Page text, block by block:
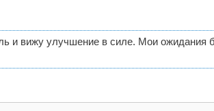
и вижу улучшение в силе. Мои